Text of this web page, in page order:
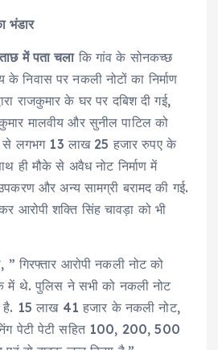
भंडार
में पता चलाकि गांव के सोनकच्छ
के निवास पर नकली नोटों का निर्माण
राजकुमार के घर पर दबिश दी गई,
मालवीय और सुनील पाटिल को
से लगभग 13 लाख 25 हजार रुपए के
ही मौके से अवैध नोट निर्माण में
और अन्य सामग्री बरामद की गई.
आरोपी शक्ति सिंह चावड़ा को भी
गिरफ्तार आरोपी नकली नोट को
में थे. पुलिस ने सभी को नकली नोट
है. 15 लाख 41 हजार के नकली नोट,
पेटी पेटी सहित 100, 200, 500